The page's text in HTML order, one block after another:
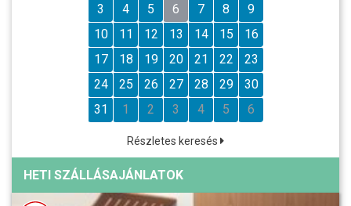
3
4 5 6 7 8
9
10
11 12 13 14 15
16
17
18 19 20 21 22
23
24
25 26 27 28 29
30
31
1 2 3 4 5 6
Részletes keresés
HETI SZÁLLÁSAJÁNLATOK